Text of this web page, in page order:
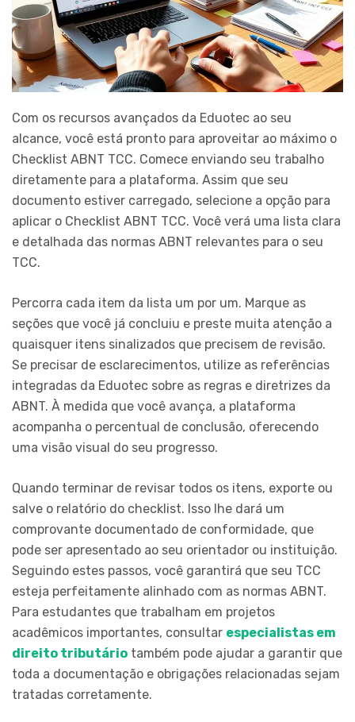
Com os recursos avançados da Eduotec ao seu
alcance, você está pronto para aproveitar ao máximo o
Checklist ABNT TCC. Comece enviando seu trabalho
diretamente para a plataforma. Assim que seu
documento estiver carregado, selecione a opção para
aplicar o Checklist ABNT TCC. Você verá uma lista clara
e detalhada das normas ABNT relevantes para o seu
TCC.
Percorra cada item da lista um por um. Marque as
seções que você já concluiu e preste muita atenção a
quaisquer itens sinalizados que precisem de revisão.
Se precisar de esclarecimentos, utilize as referências
integradas da Eduotec sobre as regras e diretrizes da
ABNT. À medida que você avança, a plataforma
acompanha o percentual de conclusão, oferecendo
uma visão visual do seu progresso.
Quando terminar de revisar todos os itens, exporte ou
salve o relatório do checklist. Isso lhe dará um
comprovante documentado de conformidade, que
pode ser apresentado ao seu orientador ou instituição.
Seguindo estes passos, você garantirá que seu TCC
esteja perfeitamente alinhado com as normas ABNT.
Para estudantes que trabalham em projetos
acadêmicos importantes, consultar especialistas em
direito tributário também pode ajudar a garantir que
toda a documentação e obrigações relacionadas sejam
tratadas corretamente.